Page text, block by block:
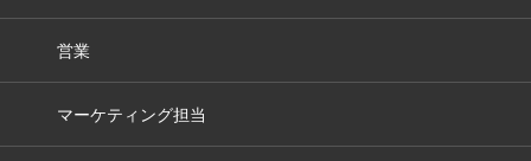
営業
マーケティング担当